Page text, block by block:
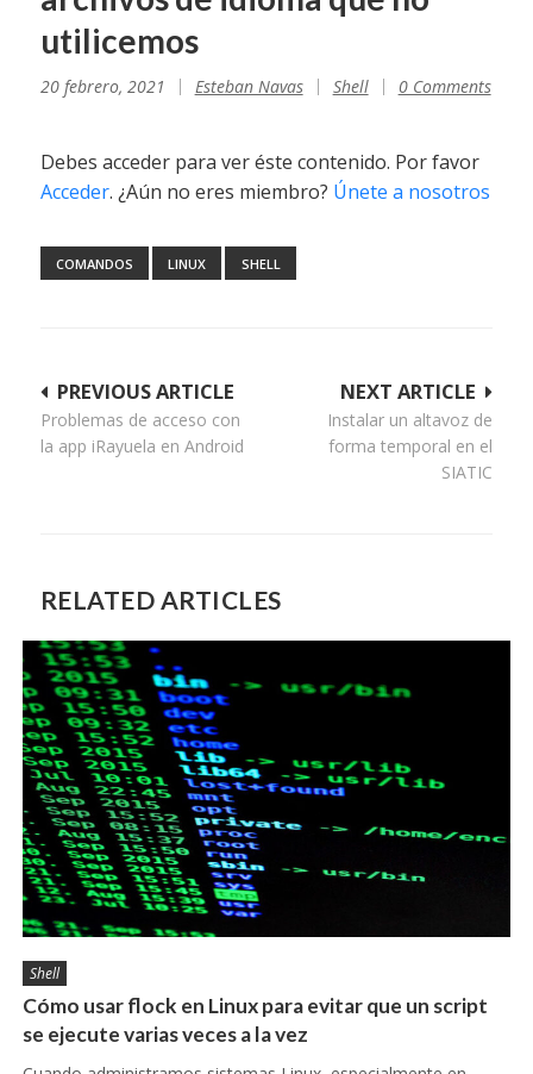
utilicemos
20 febrero, 2021 Esteban Navas Shell 0 Comments
Debes acceder para ver éste contenido. Por favor
Acceder. ¿Aún no eres miembro? Únete a nosotros
COMANDOS LINUX SHELL
Navegación
de
NEXT ARTICLE
Instalar un altavoz de
forma temporal en el
SIATIC
PREVIOUS ARTICLE
Problemas de acceso con
la app iRayuela en Android
RELATED ARTICLES
Shell
Cómo usar flock en Linux para evitar que un script
se ejecute varias veces a la vez